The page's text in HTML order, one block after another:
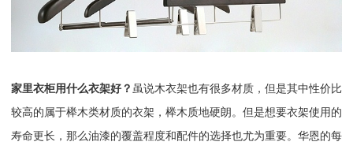
家里衣柜用什么衣架好？ 虽说木衣架也有很多材质，但是其中性价比
较高的属于榉木类材质的衣架，榉木质地硬朗。但是想要衣架使用的
寿命更长，那么油漆的覆盖程度和配件的选择也尤为重要。华恩的每